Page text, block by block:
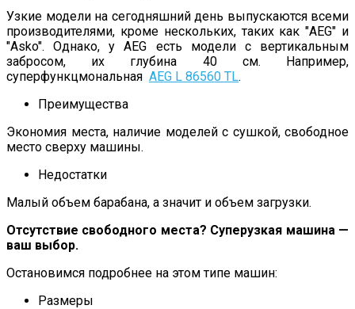
Узкие модели на сегодняшний день выпускаются всеми
производителями, кроме нескольких, таких как "AEG" и
"Asko". Однако, у AEG есть модели с вертикальным
забросом, их глубина 40 см. Например,
суперфункцмональная AEG L 86560 TL.
Преимущества
Экономия места, наличие моделей с сушкой, свободное
место сверху машины.
Недостатки
Малый объем барабана, а значит и объем загрузки.
Отсутствие свободного места? Суперузкая машина —
ваш выбор.
Остановимся подробнее на этом типе машин:
Размеры